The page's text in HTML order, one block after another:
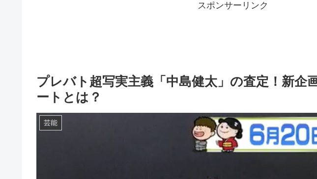
スポンサーリンク
プレバト超写実主義「中島健太」の査定！新企
ートとは？
芸能